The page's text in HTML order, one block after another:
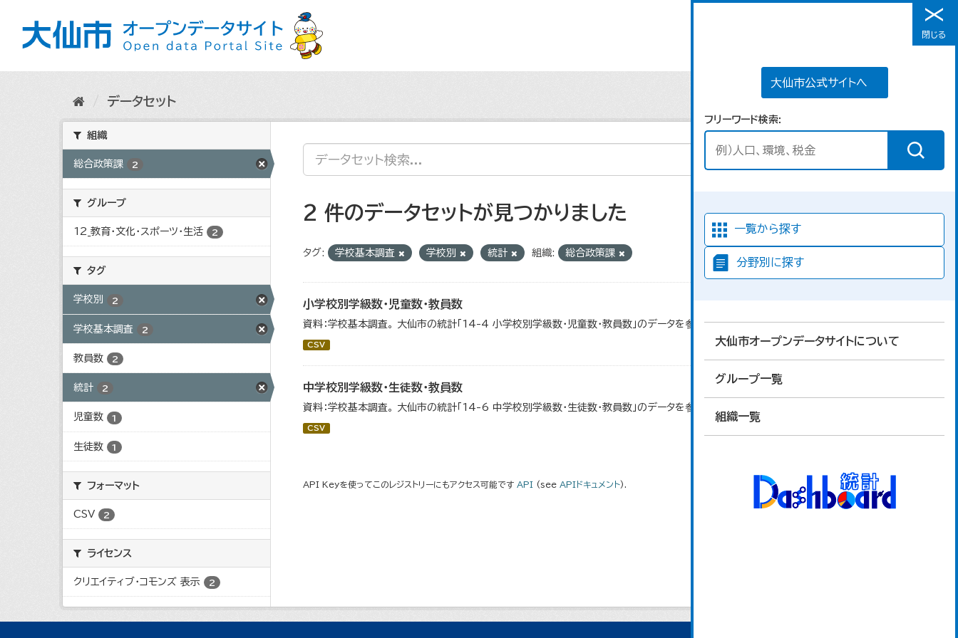
メニュー
大仙市公式サイトへ
フリーワード検索
一覧から探す
分野別に探す
大仙市オープンデータサイトについて
グループ一覧
組織一覧
閉じる
データセット
組織
総合政策課 2
グループ
12_教育・文化・スポーツ・生活 2
タグ
学校別 2
学校基本調査 2
教員数 2
統計 2
児童数 1
生徒数 1
フォーマット
CSV 2
ライセンス
クリエイティブ・コモンズ 表示 2
2 件のデータセットが見つかりました
タグ: 学校基本調査 学校別 統計 組織: 総合政策課
小学校別学級数・児童数・教員数
資料：学校基本調査。 大仙市の統計「14-4 小学校別学級数・児童数・教員数」のデータを参照しています。
CSV
中学校別学級数・生徒数・教員数
資料：学校基本調査。 大仙市の統計「14-6 中学校別学級数・生徒数・教員数」のデータを参照しています。
CSV
API Keyを使ってこのレジストリーにもアクセス可能です API (see APIドキュメント).